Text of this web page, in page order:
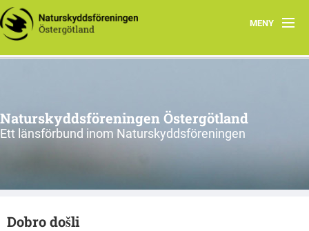
MENY
Aktuellt
Natur i Östergötland
Kretsar
Naturskyddsföreningen Östergötland
Ett länsförbund inom Naturskyddsföreningen
Dobro došli